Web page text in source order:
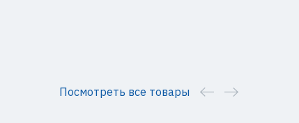
Посмотреть все товары